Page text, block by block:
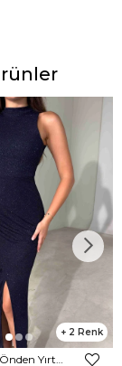
2